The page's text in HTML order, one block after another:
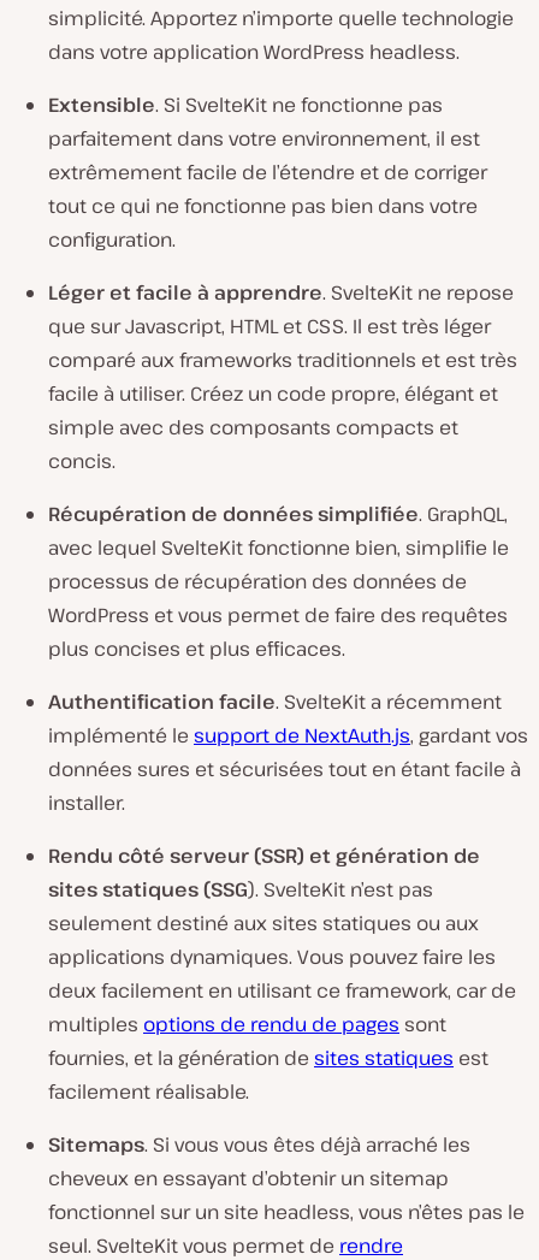
simplicité. Apportez n’importe quelle technologie
dans votre application WordPress headless.
Extensible. Si SvelteKit ne fonctionne pas
parfaitement dans votre environnement, il est
extrêmement facile de l’étendre et de corriger
tout ce qui ne fonctionne pas bien dans votre
configuration.
Léger et facile à apprendre. SvelteKit ne repose
que sur Javascript, HTML et CSS. Il est très léger
comparé aux frameworks traditionnels et est très
facile à utiliser. Créez un code propre, élégant et
simple avec des composants compacts et
concis.
Récupération de données simplifiée. GraphQL,
avec lequel SvelteKit fonctionne bien, simplifie le
processus de récupération des données de
WordPress et vous permet de faire des requêtes
plus concises et plus efficaces.
Authentification facile. SvelteKit a récemment
implémenté le support de NextAuth.js, gardant vos
données sures et sécurisées tout en étant facile à
installer.
Rendu côté serveur (SSR) et génération de
sites statiques (SSG). SvelteKit n’est pas
seulement destiné aux sites statiques ou aux
applications dynamiques. Vous pouvez faire les
deux facilement en utilisant ce framework, car de
multiples options de rendu de pages sont
fournies, et la génération de sites statiques est
facilement réalisable.
Sitemaps. Si vous vous êtes déjà arraché les
cheveux en essayant d’obtenir un sitemap
fonctionnel sur un site headless, vous n’êtes pas le
seul. SvelteKit vous permet de rendre